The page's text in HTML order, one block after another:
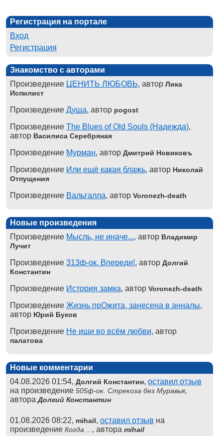
Регистрация на портале
Вход
Регистрация
Знакомство с авторами
Произведение ЦЕНИТЬ ЛЮБОВЬ, автор Лика
Испилист
Произведение Душа, автор pogost
Произведение The Blues of Old Souls (Надежда),
автор Василиса Серебряная
Произведение Мурман, автор Дмитрий Новиковъ
Произведение Или ещё какая блажь, автор Николай
Отпущения
Произведение Вальгалла, автор Voronezh-death
Новые произведения
Произведение Мысль, не иначе..., автор Владимир
Лучит
Произведение 313ф-ок. Впереди!, автор Долгий
Константин
Произведение История замка, автор Voronezh-death
Произведение Жизнь прОжита, занесена в анналы,
автор Юрий Буков
Произведение Не ищи во всём любви, автор
палатова
Новые комментарии
04.08.2026 01:54, Долгий Константин, оставил отзыв
на произведение 505ф-ок. Стрекоза без Муравья,
автораДолгий Константин
01.08.2026 08:22, mihail, оставил отзыв на
произведение Когда ... , автора mihail